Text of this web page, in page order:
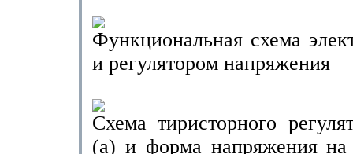
Функциональная схема
и регулятором напряжения
Схема тиристорного
(а) и форма напряжения